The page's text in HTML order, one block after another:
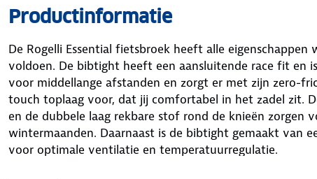
Productinformatie
De Rogelli Essential fietsbroek heeft alle
voldoen. De bibtight heeft een aansluitende race fit en
voor middellange afstanden en zorgt er met zijn zero-
touch toplaag voor, dat jij comfortabel in het zadel zit.
en de dubbele laag rekbare stof rond de knieën zorgen
wintermaanden. Daarnaast is de bibtight gemaakt van
voor optimale ventilatie en temperatuurregulatie.